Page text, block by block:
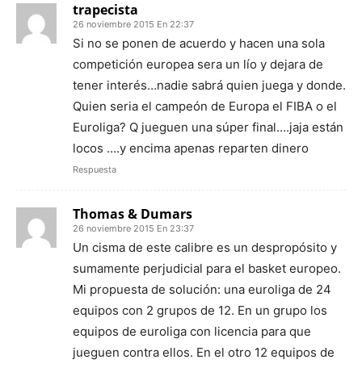
trapecista
26 noviembre 2015 En 22:37
Si no se ponen de acuerdo y hacen una sola
competición europea sera un lío y dejara de
tener interés…nadie sabrá quien juega y donde.
Quien seria el campeón de Europa el FIBA o el
Euroliga? Q jueguen una súper final….jaja están
locos ….y encima apenas reparten dinero
Respuesta
Thomas & Dumars
26 noviembre 2015 En 23:37
Un cisma de este calibre es un despropósito y
sumamente perjudicial para el basket europeo.
Mi propuesta de solución: una euroliga de 24
equipos con 2 grupos de 12. En un grupo los
equipos de euroliga con licencia para que
jueguen contra ellos. En el otro 12 equipos de